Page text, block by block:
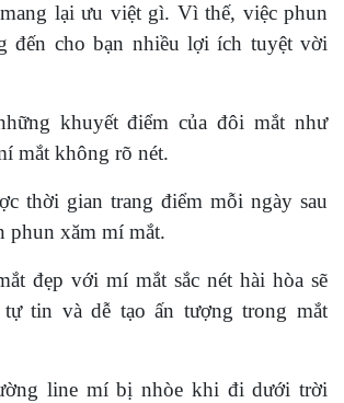
lại ưu việt gì. Vì thế, việc phun
đến cho bạn nhiều lợi ích tuyệt vời
khuyết điểm của đôi mắt như
mắt không rõ nét.
thời gian trang điểm mỗi ngày sau
phun xăm mí mắt.
đẹp với mí mắt sắc nét hài hòa sẽ
tin và dễ tạo ấn tượng trong mắt
line mí bị nhòe khi đi dưới trời